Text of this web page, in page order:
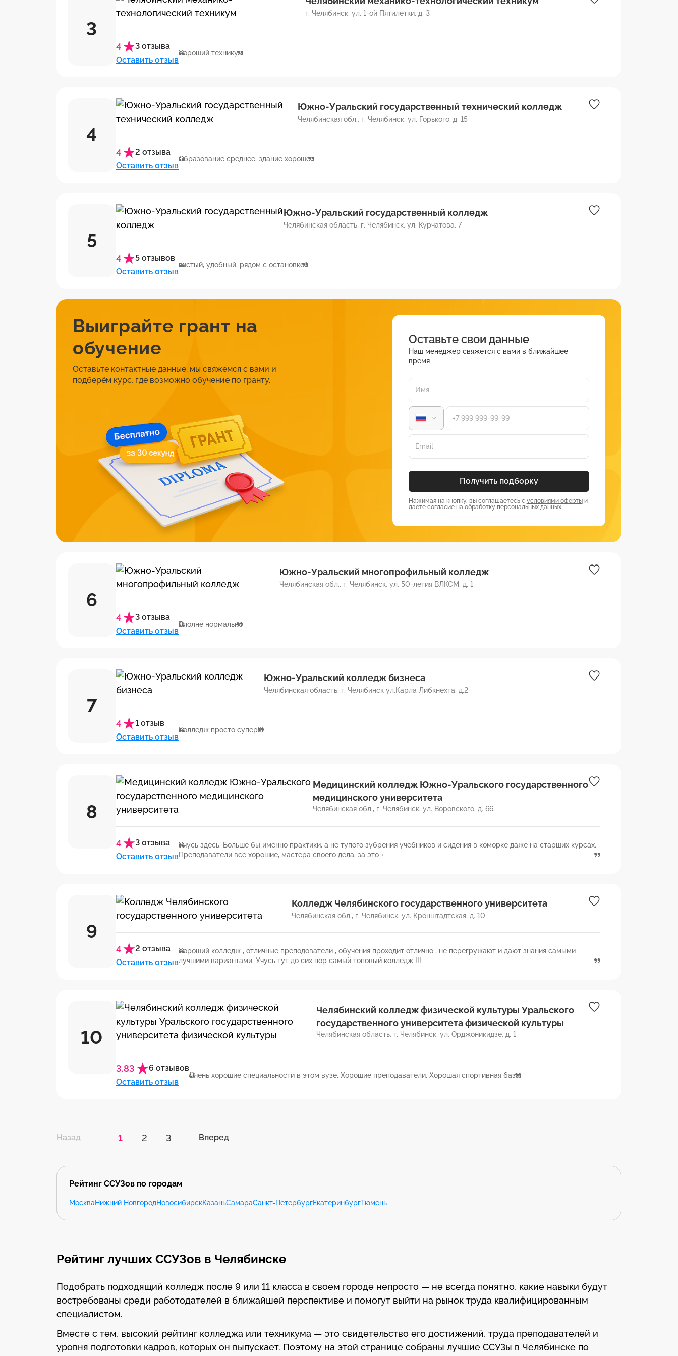
3
г. Челябинск, ул. 1-ой Пятилетки, д. 3
4
3 отзыва
Оставить отзыв
Хороший техникум
4
Южно-Уральский государственный технический колледж
Челябинская обл., г. Челябинск, ул. Горького, д. 15
4
2 отзыва
Оставить отзыв
Образование среднее, здание хорошее
5
Южно-Уральский государственный колледж
Челябинская область, г. Челябинск, ул. Курчатова, 7
4
5 отзывов
Оставить отзыв
чистый, удобный, рядом с остановкой
Выиграйте грант на
обучение
Оставьте контактные данные, мы свяжемся с вами и
подберём курс, где возможно обучение по гранту.
Оставьте свои данные
Наш менеджер свяжется с вами в ближайшее
время
Получить подборку
Нажимая на кнопку, вы соглашаетесь с условиями офертыи
даёте согласиена обработку персональных данных
6
Южно-Уральский многопрофильный колледж
Челябинская обл., г. Челябинск, ул. 50-летия ВЛКСМ, д. 1
4
3 отзыва
Оставить отзыв
Вполне нормально
7
Южно-Уральский колледж бизнеса
Челябинская область, г. Челябинск ул.Карла Либкнехта, д.2
4
1 отзыв
Оставить отзыв
Колледж просто супер!!!
8
Медицинский колледж Южно-Уральского государственного
медицинского университета
Челябинская обл., г. Челябинск, ул. Воровского, д. 66,
4
3 отзыва
Оставить отзыв
Учусь здесь. Больше бы именно практики, а не тупого зубрения учебников и сидения в коморке даже на старших курсах.
Преподаватели все хорошие, мастера своего дела, за это +
9
Колледж Челябинского государственного университета
Челябинская обл., г. Челябинск, ул. Кронштадтская, д. 10
4
2 отзыва
Оставить отзыв
Хороший колледж , отличные преподователи , обучения проходит отлично , не перегружают и дают знания самыми
лучшими вариантами. Учусь тут до сих пор самый топовый колледж !!!
10
Челябинский колледж физической культуры Уральского
государственного университета физической культуры
Челябинская область, г. Челябинск, ул. Орджоникидзе, д. 1
3.83
6 отзывов
Оставить отзыв
Очень хорошие специальности в этом вузе. Хорошие преподаватели. Хорошая спортивная база.
Назад 1 2 3 Вперед
Рейтинг ССУЗов по городам
МоскваНижний НовгородНовосибирскКазаньСамараСанкт-ПетербургЕкатеринбургТюмень
Рейтинг лучших ССУЗов в Челябинске
Подобрать подходящий колледж после 9 или 11 класса в своем городе непросто — не всегда понятно, какие навыки будут
востребованы среди работодателей в ближайшей перспективе и помогут выйти на рынок труда квалифицированным
специалистом.
Вместе с тем, высокий рейтинг колледжа или техникума — это свидетельство его достижений, труда преподавателей и
уровня подготовки кадров, которых он выпускает. Поэтому на этой странице собраны лучшие ССУЗы в Челябинске по